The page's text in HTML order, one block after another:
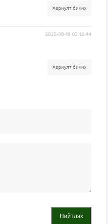
Хариулт бичих
2025-08-18 03:12:44
Хариулт бичих
Нийтлэх